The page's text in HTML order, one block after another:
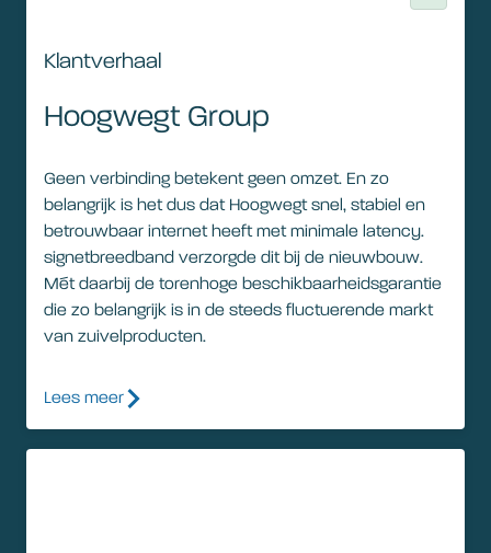
Klantverhaal
Hoogwegt Group
Geen verbinding betekent geen omzet. En zo
belangrijk is het dus dat Hoogwegt snel, stabiel en
betrouwbaar internet heeft met minimale latency.
signetbreedband verzorgde dit bij de nieuwbouw.
Mét daarbij de torenhoge beschikbaarheidsgarantie
die zo belangrijk is in de steeds fluctuerende markt
van zuivelproducten.
Lees meer